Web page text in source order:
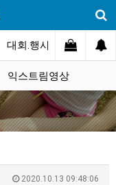
대회.행사 쇼핑몰
익스트림영상
2020.10.13 09:48:06